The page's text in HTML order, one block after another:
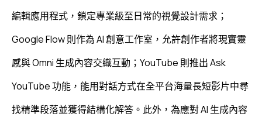
編輯應用程式，鎖定專業級至日常的視覺設計需求；
Google Flow 則作為 AI 創意工作室，允許創作者將現實靈
感與 Omni 生成內容交織互動；YouTube 則推出 Ask
YouTube 功能，能用對話方式在全平台海量長短影片中尋
找精準段落並獲得結構化解答。此外，為應對 AI 生成內容